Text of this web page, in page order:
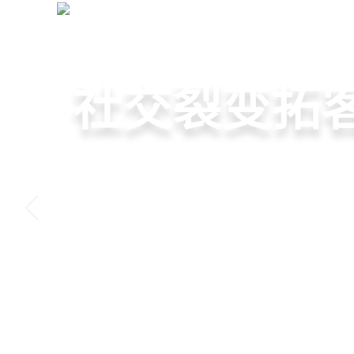
美容美发管
高效管理店
社交裂变拓
小程序商城